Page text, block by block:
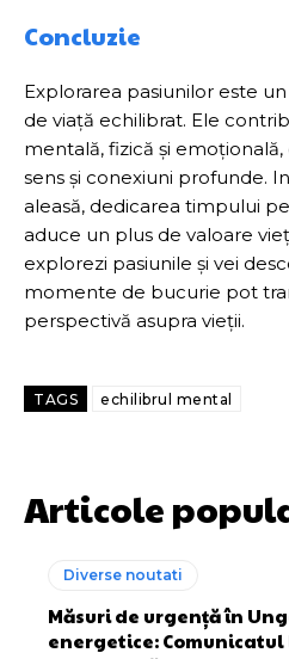
Concluzie
Explorarea pasiunilor este
de viață echilibrat. Ele
mentală, fizică și
sens și conexiuni profunde.
aleasă, dedicarea timpului
aduce un plus de valoare
explorezi pasiunile și vei
momente de bucurie pot
perspectivă asupra vieții.
TAGS echilibrul mental
Articole
Diverse noutati
Măsuri de urgență în
energetice: